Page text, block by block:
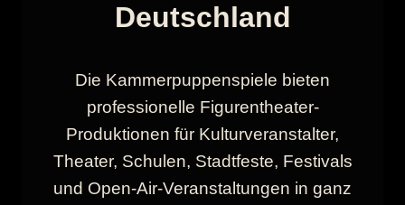
Deutschland
Die Kammerpuppenspiele bieten
professionelle Figurentheater-
Produktionen für Kulturveranstalter,
Theater, Schulen, Stadtfeste, Festivals
und Open-Air-Veranstaltungen in ganz